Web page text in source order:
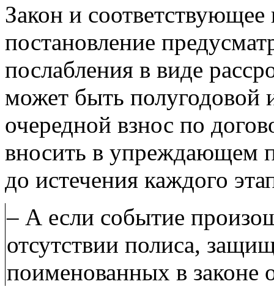
Закон и соответствующее
постановление
послабления в виде
может быть полугодовой
очередной взнос по
вносить в упреждающем
до истечения каждого
– А если событие
отсутствии полиса,
поименованных в